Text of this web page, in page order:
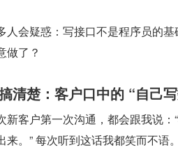
人会疑惑：写接口不是程序员的
做了？
清楚：客户口中的 “自己
新客户第一次沟通，都会跟我说
来。” 每次听到这话我都笑而不语。